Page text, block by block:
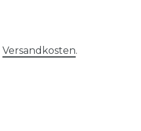
Versandkosten.